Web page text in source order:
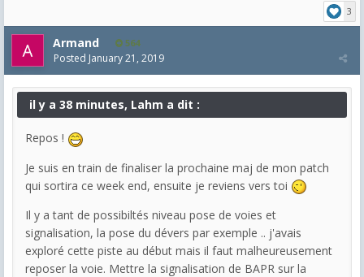
3
Armand 564
Posted January 21, 2019
il y a 38 minutes, Lahm a dit :
Repos !
Je suis en train de finaliser la prochaine maj de mon patch
qui sortira ce week end, ensuite je reviens vers toi
Il y a tant de possibiltés niveau pose de voies et
signalisation, la pose du dévers par exemple .. j'avais
exploré cette piste au début mais il faut malheureusement
reposer la voie. Mettre la signalisation de BAPR sur la